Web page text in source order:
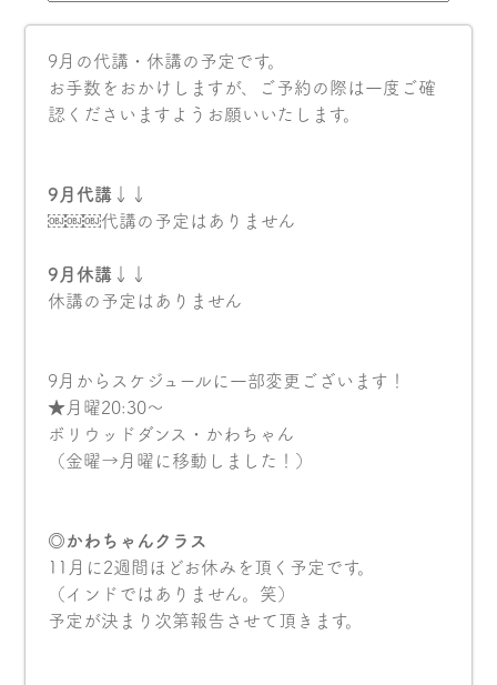
9月の代講・休講の予定です。
お手数をおかけしますが、ご予約の際は一度ご確
認くださいますようお願いいたします。
9月代講↓↓
￼￼￼代講の予定はありません
9月休講↓↓
休講の予定はありません
9月からスケジュールに一部変更ございます！
★月曜20:30〜
ボリウッドダンス・かわちゃん
（金曜→月曜に移動しました！）
◎かわちゃんクラス
11月に2週間ほどお休みを頂く予定です。
（インドではありません。笑）
予定が決まり次第報告させて頂きます。